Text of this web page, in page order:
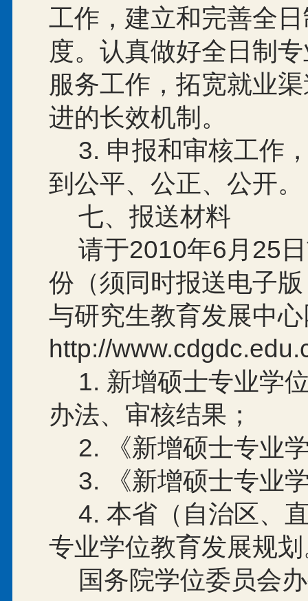
工作，建立和完善全
度。认真做好全日制
服务工作，拓宽就业
进的长效机制。
3. 申报和审核工作
到公平、公正、公开。
七、报送材料
请于2010年6 月 25
份（须同时报送电子
与研究生教育发展中
http://
1. 新增硕士专业学
办法、审核结果；
2.
《新增硕士专业
3.
《新增硕士专业
4. 本省（自治区、
专业学位教育发展规
国务院学位委员会